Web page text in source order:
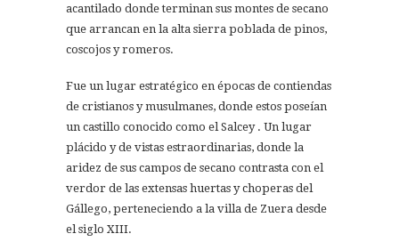
acantilado donde terminan sus montes de secano
que arrancan en la alta sierra poblada de pinos,
coscojos y romeros.
Fue un lugar estratégico en épocas de contiendas
de cristianos y musulmanes, donde estos poseían
un castillo conocido como el Salcey . Un lugar
plácido y de vistas estraordinarias, donde la
aridez de sus campos de secano contrasta con el
verdor de las extensas huertas y choperas del
Gállego, perteneciendo a la villa de Zuera desde
el siglo XIII.